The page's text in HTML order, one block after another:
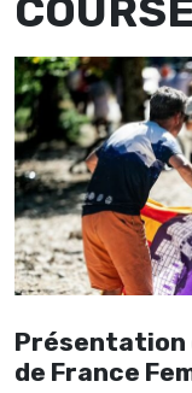
Présentation
de France